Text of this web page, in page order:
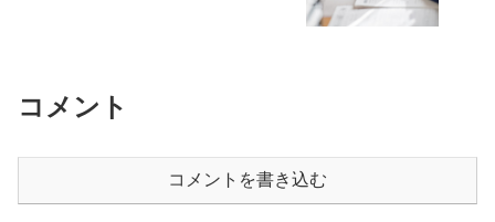
コメント
コメントを書き込む